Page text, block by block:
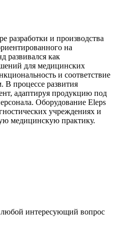
разработки и производства
на
развивался как
для медицинских
и соответствие
В процессе развития
адаптируя продукцию под
Оборудование Eleps
учреждениях и
медицинскую практику.
интересующий вопрос